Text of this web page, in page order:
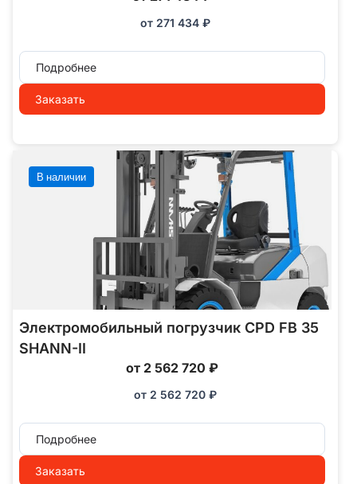
от 271 434 ₽
Подробнее
Заказать
В наличии
Электромобильный погрузчик CPD FB 35
SHANN-II
от 2 562 720 ₽
от 2 562 720 ₽
Подробнее
Заказать